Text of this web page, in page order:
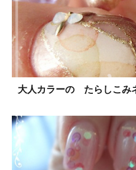
大人カラーの たらしこみ